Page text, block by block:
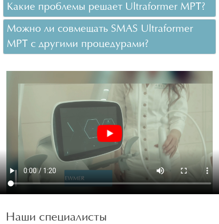
Какие проблемы решает Ultraformer MPT?
Можно ли совмещать SMAS Ultraformer
MPT с другими процедурами?
Наши специалисты